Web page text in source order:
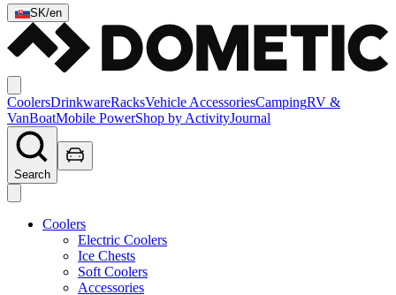
SK/en
CoolersDrinkwareRacksVehicle AccessoriesCampingRV &
VanBoatMobile PowerShop by ActivityJournal
Search
Coolers
Electric Coolers
Ice Chests
Soft Coolers
Accessories